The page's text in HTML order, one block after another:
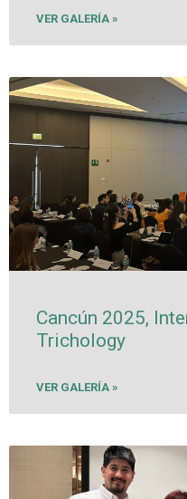
VER GALERÍA »
Cancún 2025,
Trichology
VER GALERÍA »